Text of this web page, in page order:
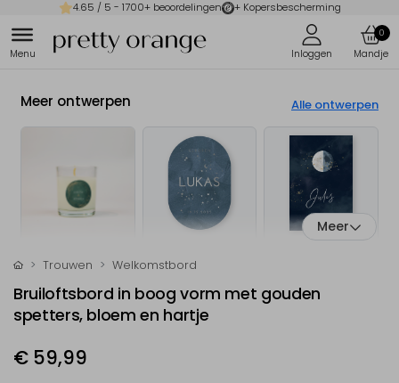
4.65 / 5 - 1700+ beoordelingen + Kopersbescherming
0
Meer ontwerpen Alle ontwerpen
Meer
Trouwen Welkomstbord
Bruiloftsbord in boog vorm met gouden
spetters, bloem en hartje
€ 59,99